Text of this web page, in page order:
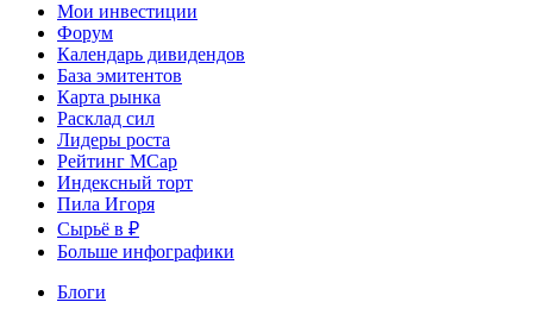
Мои инвестиции
Форум
Календарь дивидендов
База эмитентов
Карта рынка
Расклад сил
Лидеры роста
Рейтинг MCap
Индексный торт
Пила Игоря
Сырьё в ₽
Больше инфографики
Блоги